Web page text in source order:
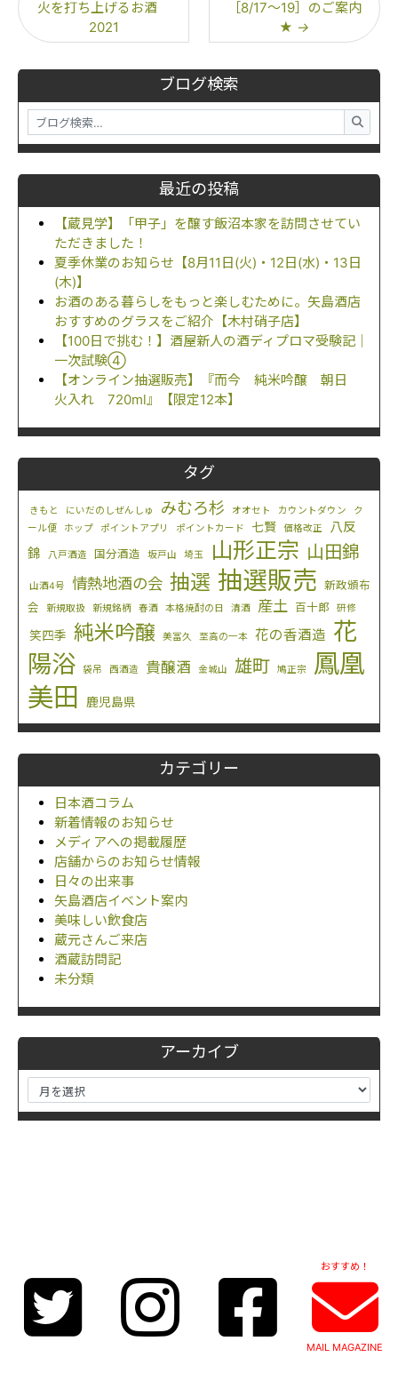
ブログ検索
最近の投稿
【蔵見学】「甲子」を醸す飯沼本家を訪問させてい
ただきました！
夏季休業のお知らせ【8月11日(火)・12日(水)・13日
(木)】
お酒のある暮らしをもっと楽しむために。矢島酒店
おすすめのグラスをご紹介【木村硝子店】
【100日で挑む！】酒屋新人の酒ディプロマ受験記｜
一次試験④
【オンライン抽選販売】『而今 純米吟醸 朝日
火入れ 720ml』【限定12本】
タグ
きもと にいだのしぜんしゅ みむろ杉 オオセト カウントダウン
ク
ール便
ホップ ポイントアプリ ポイントカード 七賢 価格改正
八反
錦
八戸酒造 国分酒造 坂戸山 埼玉 山形正宗 山田錦
山酒4号 情熱地酒の会 抽選 抽選販売 新政頒布
会
新規取扱 新規銘柄 春酒 本格焼酎の日 清酒 産土 百十郎 研修
笑四季 純米吟醸 美冨久 至高の一本 花の香酒造 花
陽浴
袋吊 西酒造 貴醸酒 金城山 雄町 鳩正宗
鳳凰
美田
鹿児島県
カテゴリー
日本酒コラム
新着情報のお知らせ
メディアへの掲載履歴
店舗からのお知らせ情報
日々の出来事
矢島酒店イベント案内
美味しい飲食店
蔵元さんご来店
酒蔵訪問記
未分類
アーカイブ
火を打ち上げるお酒
2021
［8/17～19］のご案内
★ →
おすすめ！
MAIL MAGAZINE